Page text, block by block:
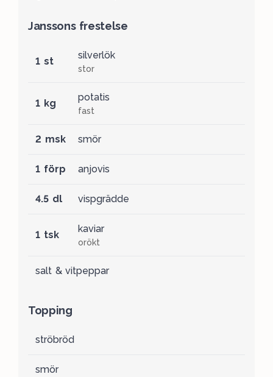
Janssons frestelse
1 st
silverlök
stor
1 kg
potatis
fast
2 msk smör
1 förp anjovis
4.5 dl vispgrädde
1 tsk
kaviar
orökt
salt & vitpeppar
Topping
ströbröd
smör